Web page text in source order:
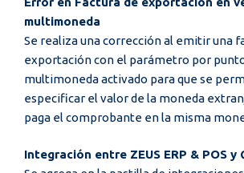
multimoneda
Se realiza una corrección al emitir una
exportación con el parámetro por
multimoneda activado para que se
especificar el valor de la moneda
paga el comprobante en la misma
Integración entre ZEUS ERP & POS y